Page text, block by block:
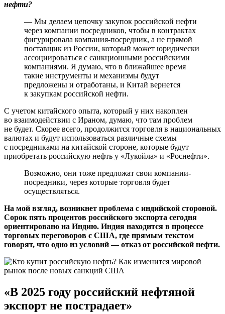
нефти?
— Мы делаем цепочку закупок российской нефти
через компании посредников, чтобы в контрактах
фигурировала компания-посредник, а не прямой
поставщик из России, который может юридически
ассоциироваться с санкционными российскими
компаниями. Я думаю, что в ближайшее время
такие инструменты и механизмы будут
предложены и отработаны, и Китай вернется
к закупкам российской нефти.
С учетом китайского опыта, который у них накоплен
во взаимодействии с Ираном, думаю, что там проблем
не будет. Скорее всего, продолжится торговля в национальных
валютах и будут использоваться различные схемы
с посредниками на китайской стороне, которые будут
приобретать российскую нефть у «Лукойла» и «Роснефти».
Возможно, они тоже предложат свои компании-
посредники, через которые торговля будет
осуществляться.
На мой взгляд, возникнет проблема с индийской стороной.
Сорок пять процентов российского экспорта сегодня
ориентировано на Индию. Индия находится в процессе
торговых переговоров с США, где прямым текстом
говорят, что одно из условий — отказ от российской нефти.
«В 2025 году российский нефтяной
экспорт не пострадает»